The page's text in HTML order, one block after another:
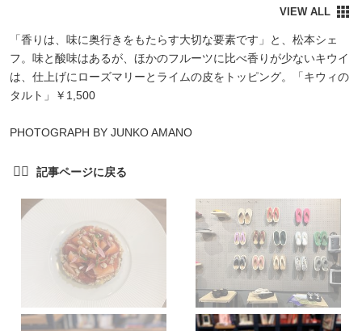
「香りは、味に奥行きをもたらす大切な要素です」と、松本シェ
フ。味と酸味はあるが、ほかのフルーツに比べ香りが少ないキウイ
は、仕上げにローズマリーとライムの皮をトッピング。「キウィの
タルト」￥1,500
PHOTOGRAPH BY JUNKO AMANO